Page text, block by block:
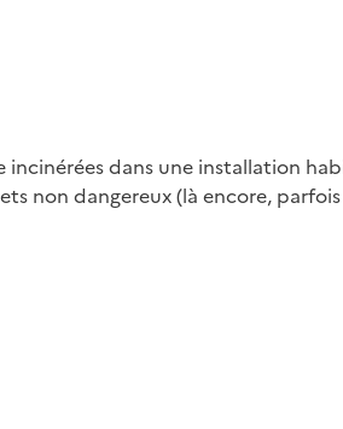
dans une installation
non dangereux (là encore,